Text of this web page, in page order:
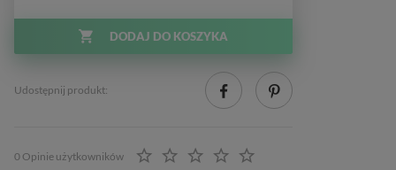
DODAJ DO KOSZYKA
Udostępnij produkt:
0 Opinie użytkowników